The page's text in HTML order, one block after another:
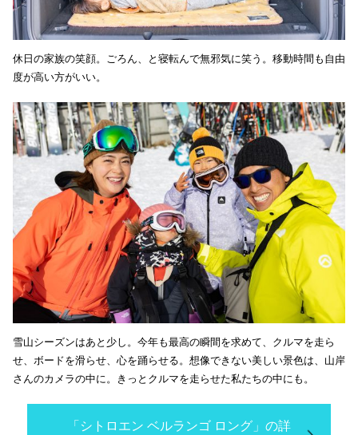
休日の家族の笑顔。ごろん、と寝転んで無邪気に笑う。移動時間も自由
度が高い方がいい。
雪山シーズンはあと少し。今年も最高の瞬間を求めて、クルマを走ら
せ、ボードを滑らせ、心を踊らせる。想像できない美しい景色は、山岸
さんのカメラの中に。きっとクルマを走らせた私たちの中にも。
「シトロエン ベルランゴ ロング」の詳